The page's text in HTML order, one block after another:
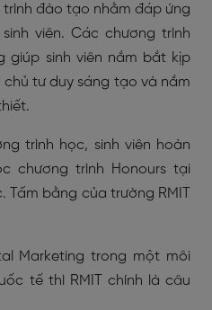
đào tạo nhằm đáp ứng
viên. Các chương trình
giúp sinh viên nắm bắt kịp
tư duy sáng tạo và nắm
trình học, sinh viên hoàn
chương trình Honours tại
Tấm bằng của trường RMIT
Marketing trong một môi
tế thì RMIT chính là câu